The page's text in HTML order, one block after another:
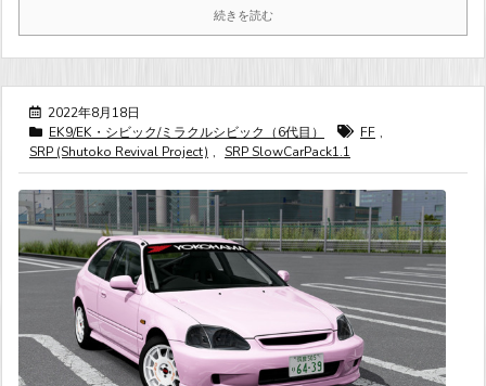
続きを読む
2022年8月18日
EK9/EK・シビック/ミラクルシビック（6代目）
FF ,
SRP (Shutoko Revival Project) , SRP SlowCarPack1.1